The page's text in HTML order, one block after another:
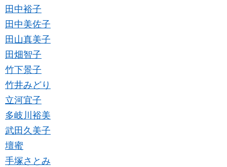
田中裕子
田中美佐子
田山真美子
田畑智子
竹下景子
竹井みどり
立河宜子
多岐川裕美
武田久美子
壇蜜
手塚さとみ